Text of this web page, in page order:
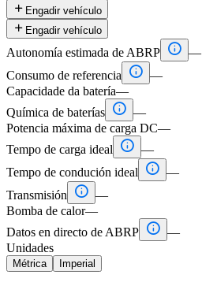
 Engadir vehículo
 Engadir vehículo
Autonomía estimada de ABRP  —
Consumo de referencia
 —
Capacidade da batería—
Química de baterías  —
Potencia máxima de carga DC—
Tempo de carga ideal
 —
Tempo de condución ideal
 —
Transmisión
 —
Bomba de calor—
Datos en directo de ABRP  —
Unidades
Métrica Imperial